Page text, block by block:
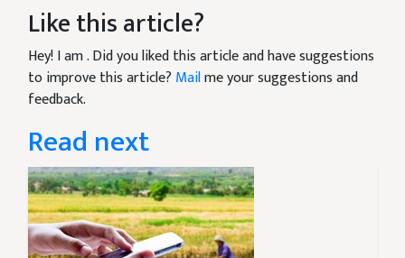
Like this article?
Hey! I am. Did you liked this article and have suggestions
to improve this article? Mailme your suggestions and
feedback.
Read next